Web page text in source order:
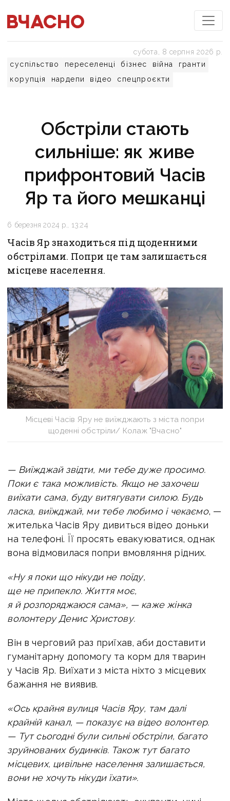
суспільство переселенці бізнес війна
гранти
корупція
нардепи відео спецпроєкти
субота, 8 серпня 2026 р.
Обстріли стають
сильніше: як живе
прифронтовий Часів
Яр та його мешканці
6 березня 2024 р., 13:24
Часів Яр знаходиться під щоденними
обстрілами. Попри це там залишається
місцеве населення.
Місцеві Часів Яру не виїжджають з міста попри
щоденні обстріли/ Колаж "Вчасно"
— Виїжджай звідти, ми тебе дуже просимо.
Поки є така можливість. Якщо не захочеш
виїхати сама, буду витягувати силою. Будь
ласка, виїжджай, ми тебе любимо і чекаємо, —
жителька Часів Яру дивиться відео доньки
на телефоні. Її просять евакуюватися, однак
вона відмовилася попри вмовляння рідних.
«Ну я поки що нікуди не поїду,
ще не припекло. Життя моє,
я й розпоряджаюся сама», — каже жінка
волонтеру Денис Христову.
Він в черговий раз приїхав, аби доставити
гуманітарну допомогу та корм для тварин
у Часів Яр. Виїхати з міста ніхто з місцевих
бажання не виявив.
«Ось крайня вулиця Часів Яру, там далі
крайній канал, — показує на відео волонтер.
— Тут сьогодні були сильні обстріли, багато
зруйнованих будинків. Також тут багато
місцевих, цивільне населення залишається,
вони не хочуть нікуди їхати».